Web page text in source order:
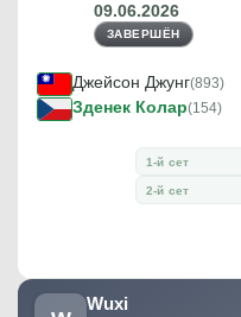
09.06.2026
ЗАВЕРШЁН
Джейсон Джунг(893)
Зденек Колар(154)
1-й сет
2-й сет
Wuxi